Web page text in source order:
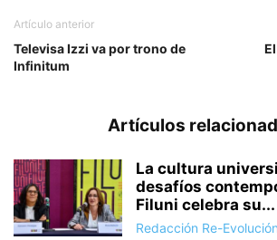
Artículo anterior
Televisa Izzi va por trono de
Infinitum
Artículos
La cultura
desafíos
Filuni celebra su...
Redacción Re-Evolución